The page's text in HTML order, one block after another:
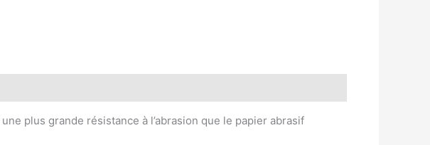
plus grande résistance à l’abrasion que le papier abrasif